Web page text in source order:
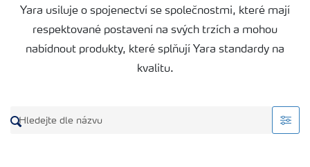
Kontakty
Yara usiluje o spojenectví se společnostmi, které mají
respektované postavení na svých trzích a mohou
nabídnout produkty, které splňují Yara standardy na
kvalitu.